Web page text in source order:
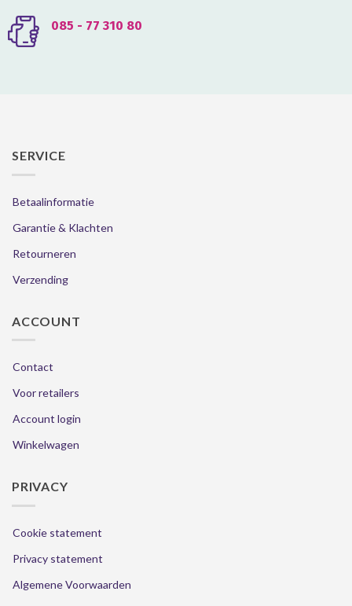
085 - 77 310 80
SERVICE
Betaalinformatie
Garantie & Klachten
Retourneren
Verzending
ACCOUNT
Contact
Voor retailers
Account login
Winkelwagen
PRIVACY
Cookie statement
Privacy statement
Algemene Voorwaarden